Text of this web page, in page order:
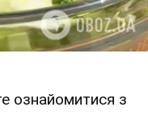
ознайомитися з